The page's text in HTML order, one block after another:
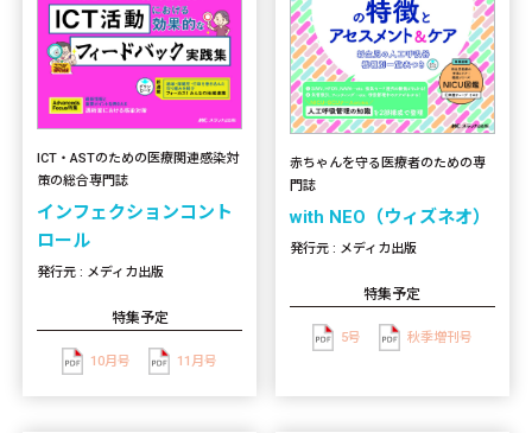
ICT・ASTのための医療関連感染対
策の総合専門誌
インフェクションコント
ロール
発行元 : メディカ出版
特集予定
10月号 11月号
赤ちゃんを守る医療者のための専
門誌
with NEO（ウィズネオ）
発行元 : メディカ出版
特集予定
5号 秋季増刊号